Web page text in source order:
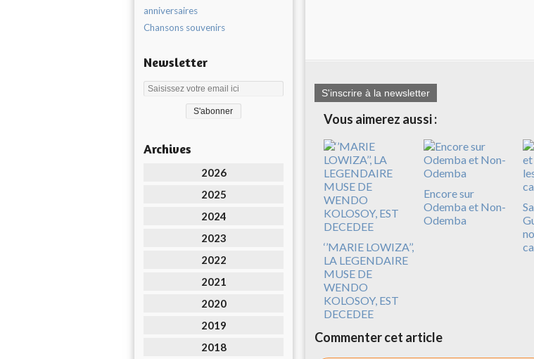
anniversaires
Chansons souvenirs
Newsletter
Archives
2026
2025
2024
2023
2022
2021
2020
2019
2018
S'inscrire à la newsletter
Vous aimerez aussi :
‘’MARIE LOWIZA’’,
LA LEGENDAIRE
MUSE DE
WENDO
KOLOSOY, EST
DECEDEE
Encore sur
Odemba et Non-
Odemba
Commenter cet article